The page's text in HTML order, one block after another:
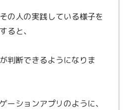
の人の実践している様子を
ると、
判断できるようになりま
ーションアプリのように、